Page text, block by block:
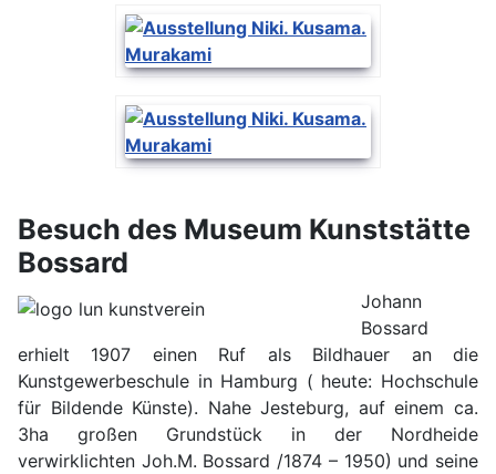
Besuch des Museum Kunststätte
Bossard
Johann
Bossard
erhielt 1907 einen Ruf als Bildhauer an die
Kunstgewerbeschule in Hamburg ( heute: Hochschule
für Bildende Künste). Nahe Jesteburg, auf einem ca.
3ha großen Grundstück in der Nordheide
verwirklichten Joh.M. Bossard /1874 – 1950) und seine